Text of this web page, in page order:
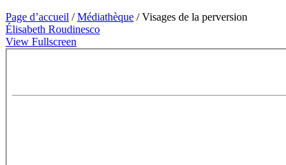
Page d’accueil /Médiathèque /Visages de la perversion
Élisabeth Roudinesco
View Fullscreen